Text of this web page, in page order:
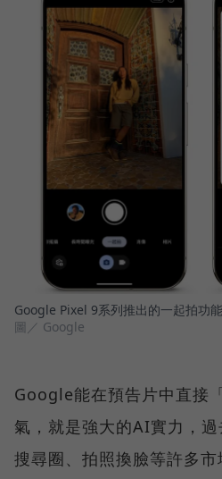
Google Pixel 9系列推出的一起拍功
圖／ Google
Google能在預告片中直接
氣，就是強大的AI實力，
搜尋圈、拍照換臉等許多